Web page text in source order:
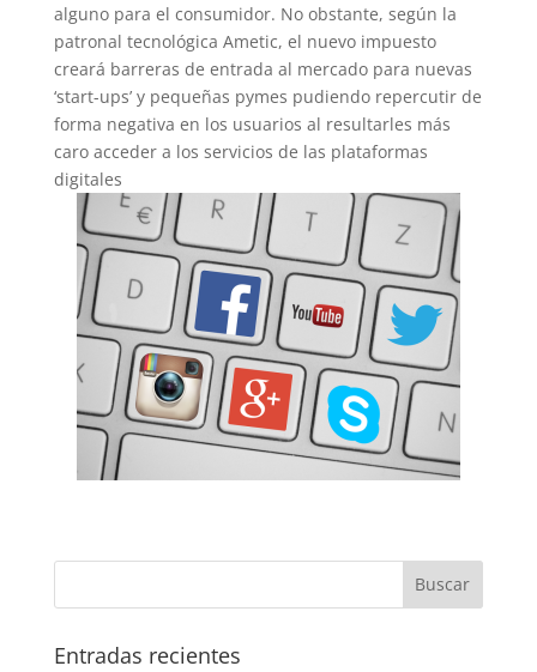
alguno para el consumidor. No obstante, según la
patronal tecnológica Ametic, el nuevo impuesto
creará barreras de entrada al mercado para nuevas
‘start-ups’ y pequeñas pymes pudiendo repercutir de
forma negativa en los usuarios al resultarles más
caro acceder a los servicios de las plataformas
digitales
Entradas recientes